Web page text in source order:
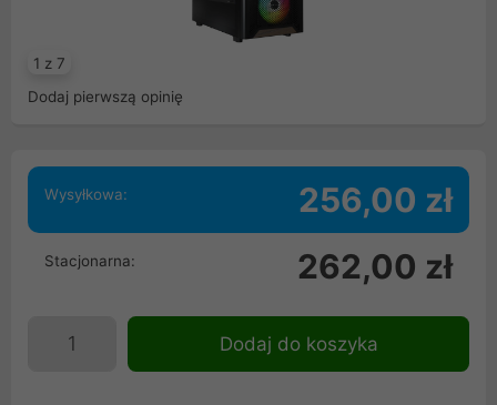
1 z 7
Dodaj pierwszą opinię
Wysyłkowa: 256,00 zł
Stacjonarna: 262,00 zł
Dodaj do koszyka